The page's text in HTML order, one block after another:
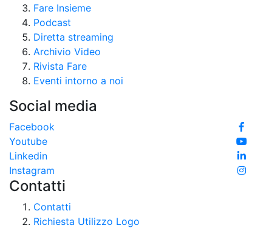
Fare Insieme
Podcast
Diretta streaming
Archivio Video
Rivista Fare
Eventi intorno a noi
Social media
Facebook
Youtube
Linkedin
Instagram
Contatti
Contatti
Richiesta Utilizzo Logo